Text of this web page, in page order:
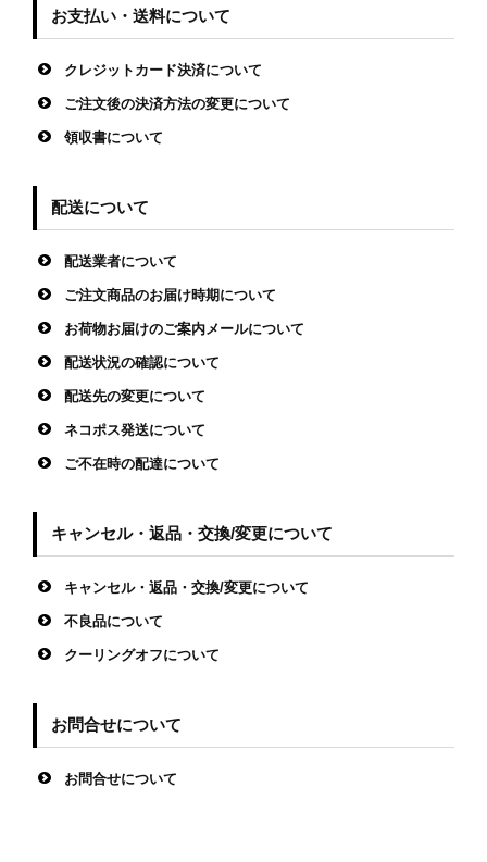
お支払い・送料について
クレジットカード決済について
ご注文後の決済方法の変更について
領収書について
配送について
配送業者について
ご注文商品のお届け時期について
お荷物お届けのご案内メールについて
配送状況の確認について
配送先の変更について
ネコポス発送について
ご不在時の配達について
キャンセル・返品・交換/変更について
キャンセル・返品・交換/変更について
不良品について
クーリングオフについて
お問合せについて
お問合せについて